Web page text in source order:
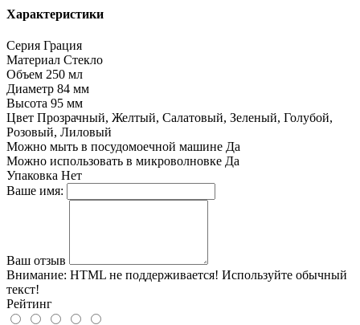
Характеристики
Серия Грация
Материал Стекло
Объем 250 мл
Диаметр 84 мм
Высота 95 мм
Цвет Прозрачный, Желтый, Салатовый, Зеленый, Голубой,
Розовый, Лиловый
Можно мыть в посудомоечной машине Да
Можно использовать в микроволновке Да
Упаковка Нет
Ваше имя:
Ваш отзыв
Внимание: HTML не поддерживается! Используйте обычный
текст!
Рейтинг